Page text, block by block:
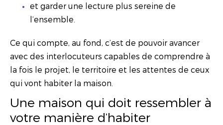
et garder une lecture plus sereine de
l’ensemble.
Ce qui compte, au fond, c’est de pouvoir avancer
avec des interlocuteurs capables de comprendre à
la fois le projet, le territoire et les attentes de ceux
qui vont habiter la maison.
Une maison qui doit ressembler à
votre manière d’habiter